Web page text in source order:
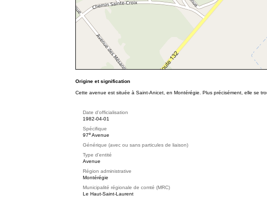
Origine et signification
Cette avenue est située à Saint-Anicet, en Montérégie. Plus précisément, elle se
Date d'officialisation
1982-04-01
Spécifique
97e Avenue
Générique (avec ou sans particules de liaison)
Type d'entité
Avenue
Région administrative
Montérégie
Municipalité régionale de comté (MRC)
Le Haut-Saint-Laurent